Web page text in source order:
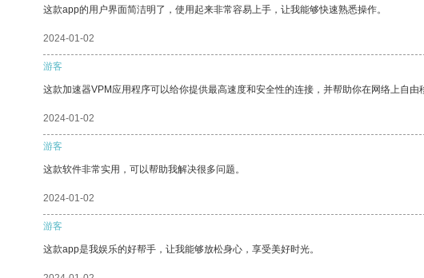
这款app的用户界面简洁明了，使用起来非常容易上手，让我能够快速熟悉操作。
2024-01-02
游客
这款加速器VPM应用程序可以给你提供最高速度和安全性的连接，并帮助你在网络上自由
2024-01-02
游客
这款软件非常实用，可以帮助我解决很多问题。
2024-01-02
游客
这款app是我娱乐的好帮手，让我能够放松身心，享受美好时光。